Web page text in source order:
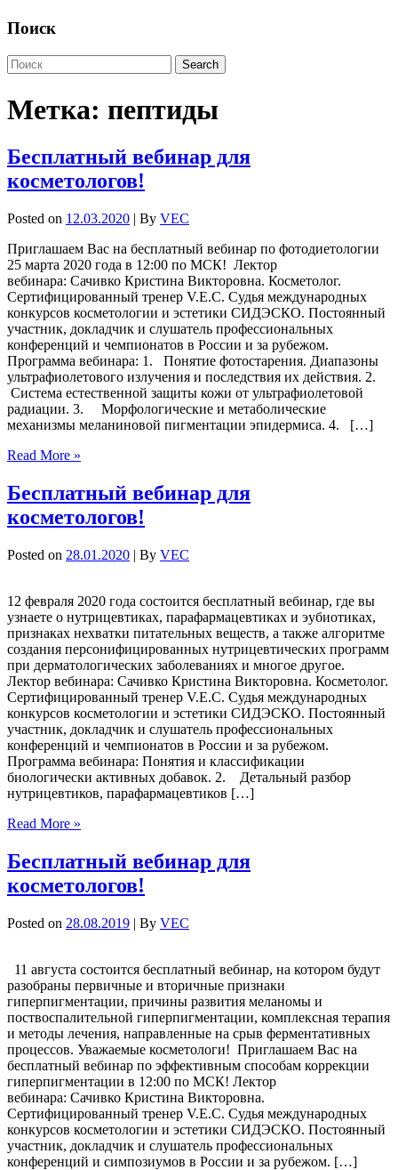
Поиск
Метка: пептиды
Бесплатный вебинар для
косметологов!
Posted on 12.03.2020 | By VEC
Приглашаем Вас на бесплатный вебинар по фотодиетологии
25 марта 2020 года в 12:00 по МСК! Лектор
вебинара: Сачивко Кристина Викторовна. Косметолог.
Сертифицированный тренер V.E.C. Судья международных
конкурсов косметологии и эстетики СИДЭСКО. Постоянный
участник, докладчик и слушатель профессиональных
конференций и чемпионатов в России и за рубежом.
Программа вебинара: 1. Понятие фотостарения. Диапазоны
ультрафиолетового излучения и последствия их действия. 2.
Система естественной защиты кожи от ультрафиолетовой
радиации. 3. Морфологические и метаболические
механизмы меланиновой пигментации эпидермиса. 4. […]
Read More »
Бесплатный вебинар для
косметологов!
Posted on 28.01.2020 | By VEC
12 февраля 2020 года состоится бесплатный вебинар, где вы
узнаете о нутрицевтиках, парафармацевтиках и эубиотиках,
признаках нехватки питательных веществ, а также алгоритме
создания персонифицированных нутрицевтических программ
при дерматологических заболеваниях и многое другое.
Лектор вебинара: Сачивко Кристина Викторовна. Косметолог.
Сертифицированный тренер V.E.C. Судья международных
конкурсов косметологии и эстетики СИДЭСКО. Постоянный
участник, докладчик и слушатель профессиональных
конференций и чемпионатов в России и за рубежом.
Программа вебинара: Понятия и классификации
биологически активных добавок. 2. Детальный разбор
нутрицевтиков, парафармацевтиков […]
Read More »
Бесплатный вебинар для
косметологов!
Posted on 28.08.2019 | By VEC
11 августа состоится бесплатный вебинар, на котором будут
разобраны первичные и вторичные признаки
гиперпигментации, причины развития меланомы и
поствоспалительной гиперпигментации, комплексная терапия
и методы лечения, направленные на срыв ферментативных
процессов. Уважаемые косметологи! Приглашаем Вас на
бесплатный вебинар по эффективным способам коррекции
гиперпигментации в 12:00 по МСК! Лектор
вебинара: Сачивко Кристина Викторовна.
Сертифицированный тренер V.E.C. Судья международных
конкурсов косметологии и эстетики СИДЭСКО. Постоянный
участник, докладчик и слушатель профессиональных
конференций и симпозиумов в России и за рубежом. […]